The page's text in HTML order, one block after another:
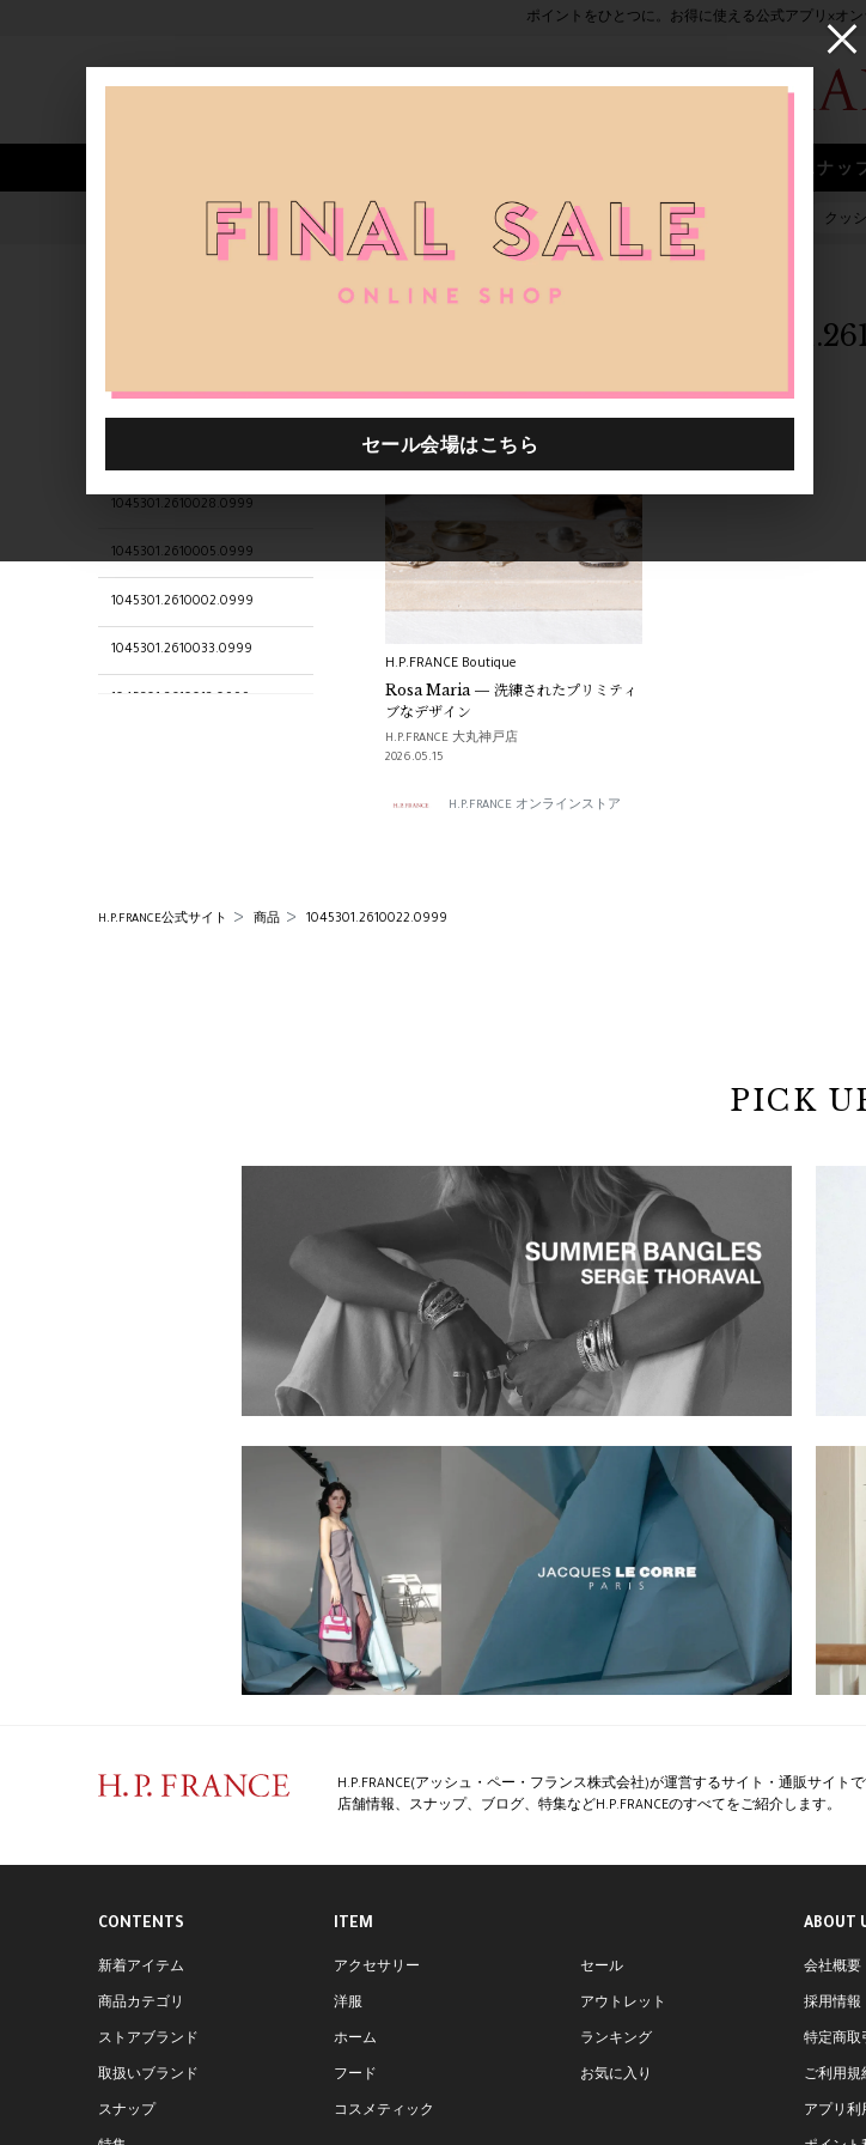
ポイントをひとつに。お得に使える公式アプリ×オ
スナッ
人気ワード セール 40th限定 ピアス バッグ クッ
1045301.2610028.0999
1045301.2610005.0999
1045301.2610002.0999
1045301.2610033.0999
「
H.P.FRANCE Boutique
Rosa Maria — 洗練されたプリミティ
ブなデザイン
H.P.FRANCE 大丸神戸店
2026.05.15
H.P.FRANCE オンラインストア
H.P.FRANCE公式サイト 商品 1045301.2610022.0999
PICK
H.P.FRANCE(アッシュ・ペー・フランス株式会社)が運営するサイト・通販サイトで
店舗情報、スナップ、ブログ、特集などH.P.FRANCEのすべてをご紹介します。
CONTENTS
新着アイテム
商品カテゴリ
ストアブランド
取扱いブランド
スナップ
ITEM
アクセサリー
洋服
ホーム
フード
コスメティック
セール
アウトレット
ランキング
お気に入り
ABOUT
会社概要
採用情報
特定商取
ご利用規
アプリ利